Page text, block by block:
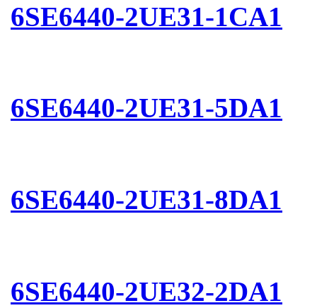
6SE6440-2UE31-1CA1
6SE6440-2UE31-5DA1
6SE6440-2UE31-8DA1
6SE6440-2UE32-2DA1